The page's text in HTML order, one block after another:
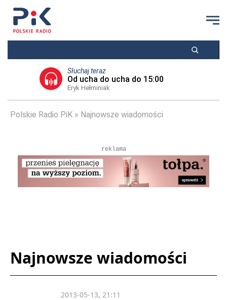
Słuchaj teraz
Od ucha do ucha do 15:00
Eryk Hełminiak
Polskie Radio PiK Najnowsze wiadomości
reklama
Najnowsze wiadomości
2013-05-13, 21:11